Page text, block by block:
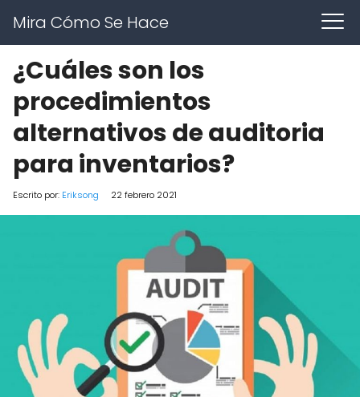
Mira Cómo Se Hace
¿Cuáles son los
procedimientos
alternativos de auditoria
para inventarios?
Escrito por: Eriksong 22 febrero 2021